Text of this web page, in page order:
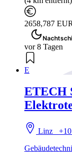
2658,787
vor 8 Tagen
E
ETECH
Linz